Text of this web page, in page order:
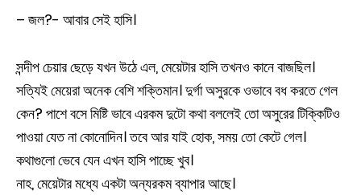
– জল?- আবার সেই হাসি।
সন্দীপ চেয়ার ছেড়ে যখন উঠে এল, মেয়েটার হাসি তখনও কানে বাজছিল।
সত্যিই মেয়েরা অনেক বেশি শক্তিমান। দুর্গা অসুরকে ওভাবে বধ করতে গেল
কেন? পাশে বসে মিষ্টি ভাবে এরকম দুটো কথা বললেই তো অসুরের টিক্কিটিও
পাওয়া যেত না কোনোদিন। তবে আর যাই হোক, সময় তো কেটে গেল।
কথাগুলো ভেবে যেন এখন হাসি পাচ্ছে খুব।
নাহ, মেয়েটার মধ্যে একটা অন্যরকম ব্যাপার আছে।